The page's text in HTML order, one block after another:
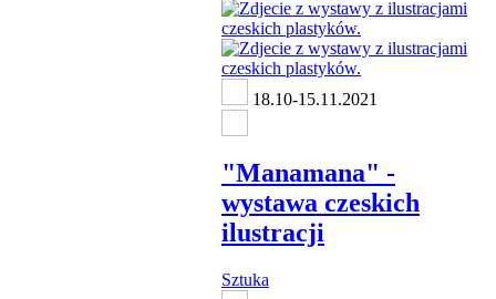
18.10-15.11.2021
"Manamana" -
wystawa czeskich
ilustracji
Sztuka